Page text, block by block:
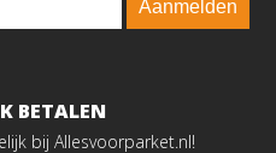
Aanmelden
BETALEN
bij Allesvoorparket.nl!